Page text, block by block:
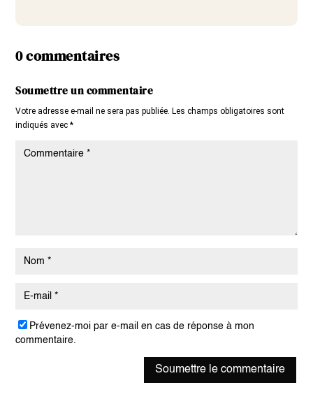
0 commentaires
Soumettre un commentaire
Votre adresse e-mail ne sera pas publiée. Les champs obligatoires sont
indiqués avec*
Prévenez-moi par e-mail en cas de réponse à mon
commentaire.
Soumettre le commentaire